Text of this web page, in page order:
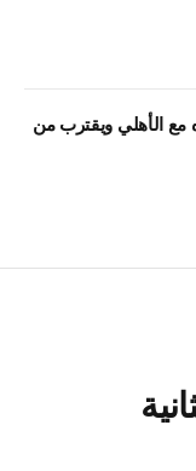
الأهلي ويقترب من